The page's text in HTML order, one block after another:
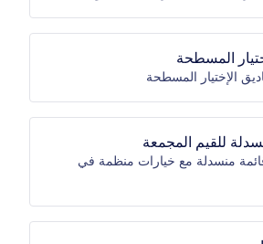
المسطحة
الإختيار المسطحة
للقيم المجمعة
منسدلة مع خيارات منظمة في